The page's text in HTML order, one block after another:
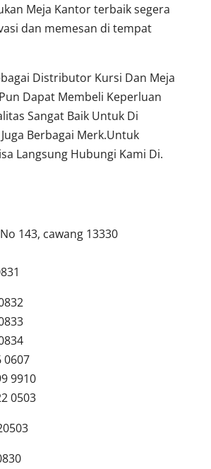
Meja Kantor terbaik segera
dan memesan di tempat
Distributor Kursi Dan Meja
Dapat Membeli Keperluan
Sangat Baik Untuk Di
Berbagai Merk.Untuk
Langsung Hubungi Kami Di.
143, cawang 13330
0607
9910
0503